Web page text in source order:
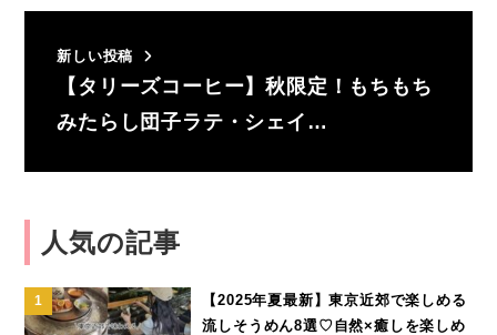
新しい投稿
【タリーズコーヒー】秋限定！もちもち
みたらし団子ラテ・シェイ…
人気の記事
【2025年夏最新】東京近郊で楽しめる
流しそうめん8選♡自然×癒しを楽しめ